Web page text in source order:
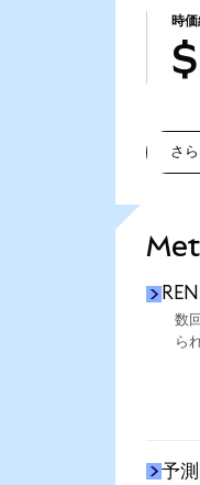
時
さ
数
ら
予測